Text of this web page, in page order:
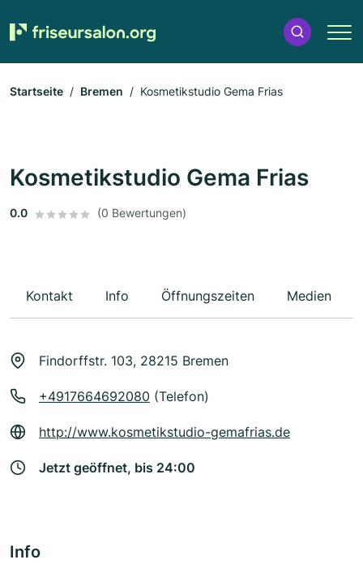
Startseite Bremen Kosmetikstudio Gema Frias
Kosmetikstudio Gema Frias
0.0 (0 Bewertungen)
Kontakt Info Öffnungszeiten Medien
Findorffstr. 103, 28215 Bremen
+4917664692080 (Telefon)
http://www.kosmetikstudio-gemafrias.de
Jetzt geöffnet, bis 24:00
Info